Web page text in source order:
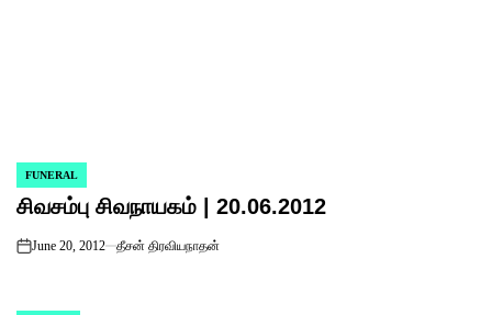
POSTED
IN
FUNERAL
சிவசம்பு சிவநாயகம் | 20.06.2012
on
June 20, 2012 தீசன் திரவியநாதன்